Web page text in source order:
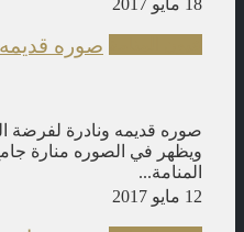
صوره قديمه
صوره قديمه ونادرة لفرضة
ويظهر في الصوره منارة
المنامة...
12 مايو 2017